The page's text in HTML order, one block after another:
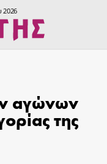
2026
αγώνων
της